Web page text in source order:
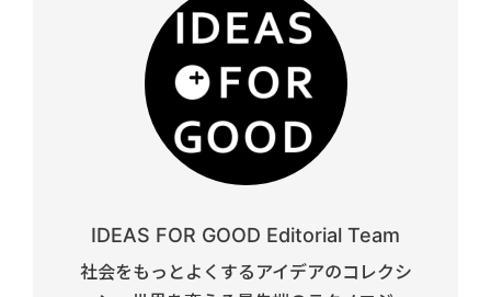
IDEAS FOR GOOD Editorial Team
社会をもっとよくするアイデアのコレクシ